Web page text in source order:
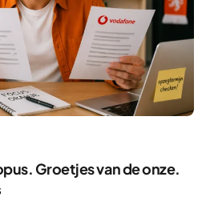
Groetjes van de onze.